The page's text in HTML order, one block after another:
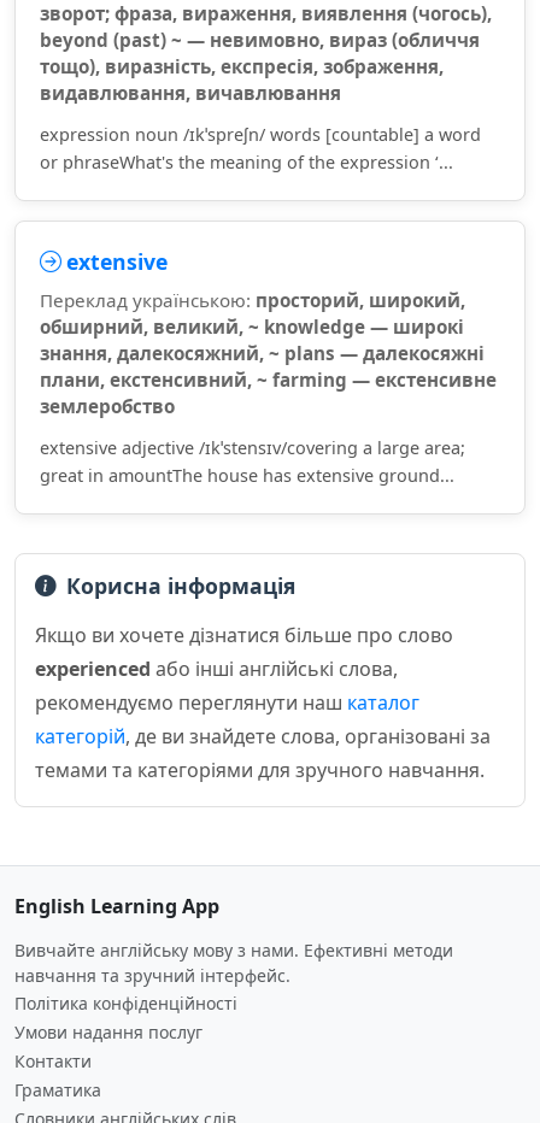
зворот; фраза, вираження, виявлення (чогось),
beyond (past) ~ — невимовно, вираз (обличчя
тощо), виразність, експресія, зображення,
видавлювання, вичавлювання
expression noun /ɪkˈspreʃn/ words [countable] a word
or phraseWhat's the meaning of the expression ‘...
extensive
Переклад українською: просторий, широкий,
обширний, великий, ~ knowledge — широкі
знання, далекосяжний, ~ plans — далекосяжні
плани, екстенсивний, ~ farming — екстенсивне
землеробство
extensive adjective /ɪkˈstensɪv/covering a large area;
great in amountThe house has extensive ground...
Корисна інформація
Якщо ви хочете дізнатися більше про слово
experienced або інші англійські слова,
рекомендуємо переглянути наш каталог
категорій, де ви знайдете слова, організовані за
темами та категоріями для зручного навчання.
English Learning App
Вивчайте англійську мову з нами. Ефективні методи
навчання та зручний інтерфейс.
Політика конфіденційності
Умови надання послуг
Контакти
Граматика